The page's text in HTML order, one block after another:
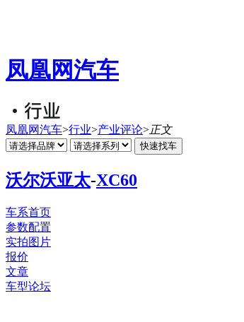
凤凰网汽车
凤凰网汽车>行业>产业评论>正文
沃尔沃亚太-XC60
车系首页
参数配置
实拍图片
报价
文章
车型论坛